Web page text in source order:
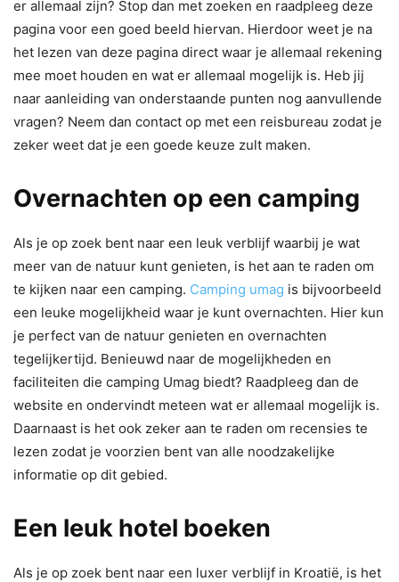
er allemaal zijn? Stop dan met zoeken en raadpleeg deze
pagina voor een goed beeld hiervan. Hierdoor weet je na
het lezen van deze pagina direct waar je allemaal rekening
mee moet houden en wat er allemaal mogelijk is. Heb jij
naar aanleiding van onderstaande punten nog aanvullende
vragen? Neem dan contact op met een reisbureau zodat je
zeker weet dat je een goede keuze zult maken.
Overnachten op een camping
Als je op zoek bent naar een leuk verblijf waarbij je wat
meer van de natuur kunt genieten, is het aan te raden om
te kijken naar een camping. Camping umag is bijvoorbeeld
een leuke mogelijkheid waar je kunt overnachten. Hier kun
je perfect van de natuur genieten en overnachten
tegelijkertijd. Benieuwd naar de mogelijkheden en
faciliteiten die camping Umag biedt? Raadpleeg dan de
website en ondervindt meteen wat er allemaal mogelijk is.
Daarnaast is het ook zeker aan te raden om recensies te
lezen zodat je voorzien bent van alle noodzakelijke
informatie op dit gebied.
Een leuk hotel boeken
Als je op zoek bent naar een luxer verblijf in Kroatië, is het